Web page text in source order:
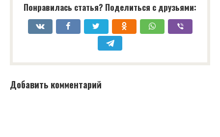
Понравилась статья? Поделиться с друзьями:
Добавить комментарий